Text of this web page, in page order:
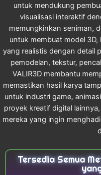
untuk mendukung
visualisasi interaktif
memungkinkan seniman,
untuk membuat model
yang realistis dengan detail
pemodelan, tekstur,
VALIR3D membantu
memastikan hasil karya
untuk industri game,
proyek kreatif digital
mereka yang ingin
Tersedia Semua